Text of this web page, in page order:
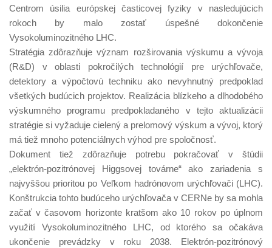
Centrom úsilia európskej časticovej fyziky v nasledujúcich
rokoch by malo zostať úspešné dokončenie
Vysokoluminozitného LHC.
Stratégia zdôrazňuje význam rozširovania výskumu a vývoja
(R&D) v oblasti pokročilých technológií pre urýchľovače,
detektory a výpočtovú techniku ako nevyhnutný predpoklad
všetkých budúcich projektov. Realizácia blízkeho a dlhodobého
výskumného programu predpokladaného v tejto aktualizácii
stratégie si vyžaduje cielený a prelomový výskum a vývoj, ktorý
má tiež mnoho potenciálnych výhod pre spoločnosť.
Dokument tiež zdôrazňuje potrebu pokračovať v štúdii
„elektrón-pozitrónovej Higgsovej továrne“ ako zariadenia s
najvyššou prioritou po Veľkom hadrónovom urýchľovači (LHC).
Konštrukcia tohto budúceho urýchľovača v CERNe by sa mohla
začať v časovom horizonte kratšom ako 10 rokov po úplnom
využití Vysokoluminozitného LHC, od ktorého sa očakáva
ukončenie prevádzky v roku 2038. Elektrón-pozitrónový